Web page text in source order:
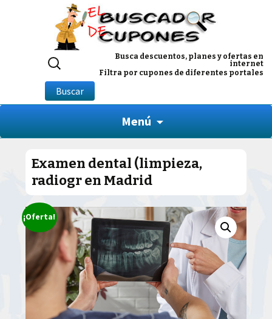
Busca descuentos, planes y ofertas en
internet
Filtra por cupones de diferentes portales
Buscar
por:
Buscar
Menú
Examen dental (limpieza,
radiogr en Madrid
¡Oferta!